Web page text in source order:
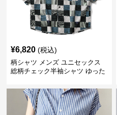
¥6,820 (税込)
柄シャツ メンズ ユニセックス
総柄チェック半袖シャツ ゆった